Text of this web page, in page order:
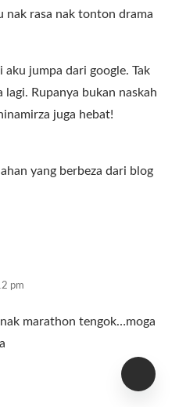
nak rasa nak tonton drama
aku jumpa dari google. Tak
Rupanya bukan naskah
juga hebat!
yang berbeza dari blog
pm
marathon tengok…moga